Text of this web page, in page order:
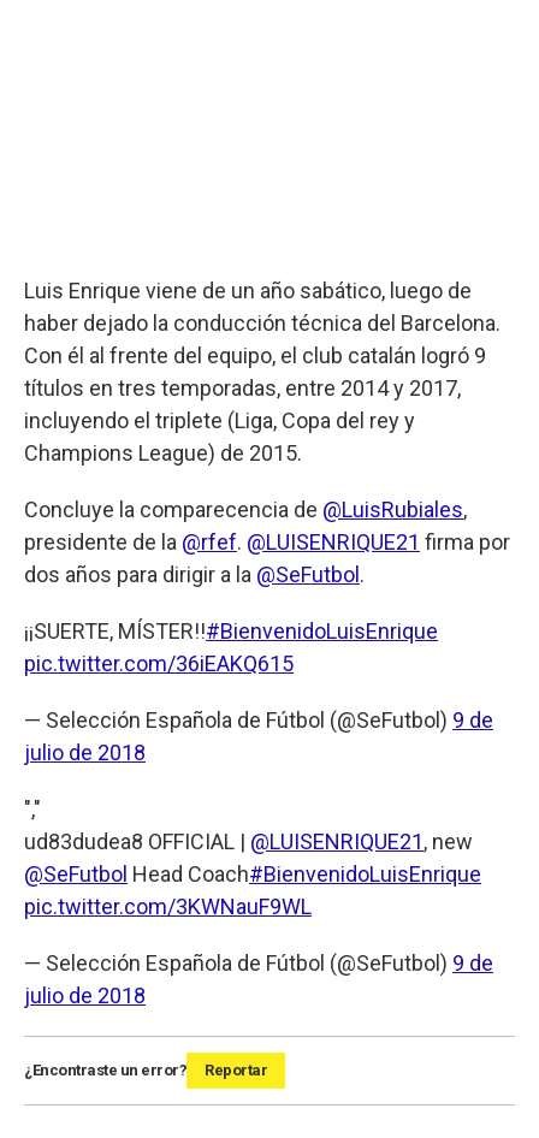
Luis Enrique viene de un año sabático, luego de
haber dejado la conducción técnica del Barcelona.
Con él al frente del equipo, el club catalán logró 9
títulos en tres temporadas, entre 2014 y 2017,
incluyendo el triplete (Liga, Copa del rey y
Champions League) de 2015.
Concluye la comparecencia de @LuisRubiales,
presidente de la @rfef. @LUISENRIQUE21 firma por
dos años para dirigir a la @SeFutbol .
¡¡SUERTE, MÍSTER!!#BienvenidoLuisEnrique
pic.twitter.com/36iEAKQ615
— Selección Española de Fútbol (@SeFutbol) 9 de
julio de 2018
","
ud83dudea8 OFFICIAL | @LUISENRIQUE21, new
@SeFutbol Head Coach#BienvenidoLuisEnrique
pic.twitter.com/3KWNauF9WL
— Selección Española de Fútbol (@SeFutbol) 9 de
julio de 2018
¿Encontraste un error? Reportar